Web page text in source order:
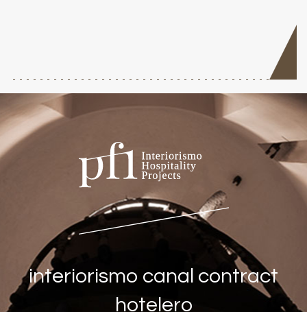
interiorismo canal contract
hotelero